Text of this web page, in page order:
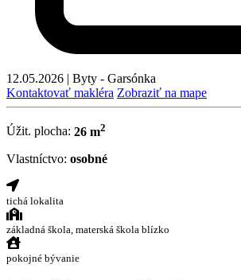
12.05.2026 | Byty - Garsónka
Kontaktovať makléra Zobraziť na mape
Úžit. plocha: 26 m2
Vlastníctvo: osobné
tichá lokalita
základná škola, materská škola blízko
pokojné bývanie